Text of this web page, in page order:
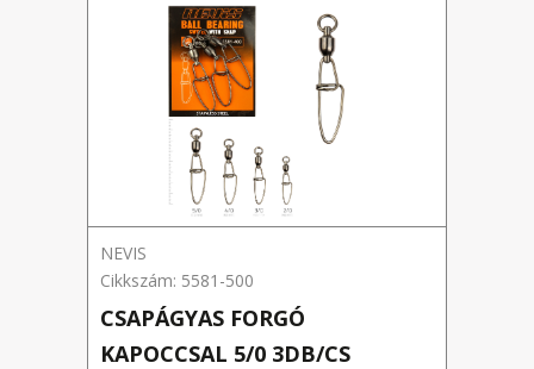
NEVIS
Cikkszám: 5581-500
CSAPÁGYAS FORGÓ
KAPOCCSAL 5/0 3DB/CS